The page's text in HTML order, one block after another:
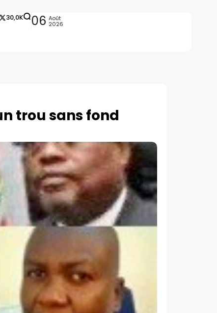
30,0K 06 Août
2026
trou sans fond